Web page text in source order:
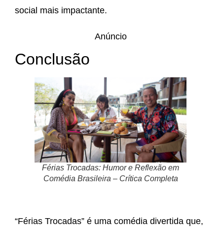
social mais impactante.
Anúncio
Conclusão
Férias Trocadas: Humor e Reflexão em
Comédia Brasileira – Crítica Completa
“Férias Trocadas” é uma comédia divertida que,